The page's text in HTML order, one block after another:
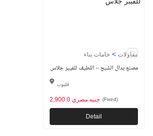
مقاولات > خامات بناء
مصنع بدال الشبح – اللطيف للفيبر جلاس
قليوب
2,900.0 جنيه مصري (Fixed)
Detail